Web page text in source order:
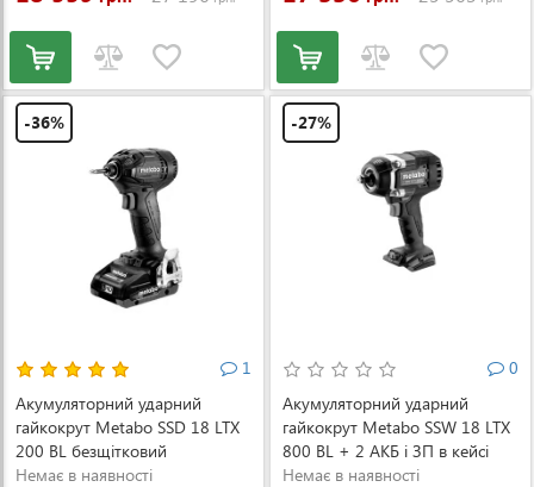
-36%
1
Акумуляторний ударний
гайкокрут Metabo SSD 18 LTX
200 BL безщітковий
(602396800)
Немає в наявності
-27%
0
Акумуляторний ударний
гайкокрут Metabo SSW 18 LTX
800 BL + 2 АКБ і ЗП в кейсі
(602403650)
Немає в наявності